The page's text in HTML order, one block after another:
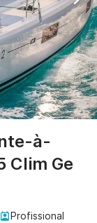
à-
Clim Ge
Profissional